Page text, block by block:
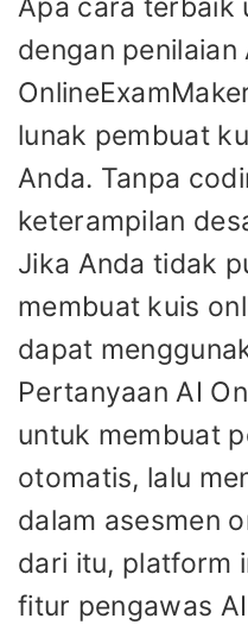
Apa cara terbaik
dengan penilaian
lunak pembuat
Anda. Tanpa
keterampilan
Jika Anda tidak
membuat kuis
dapat
Pertanyaan AI
untuk membuat
otomatis, lalu
dalam asesmen
dari itu, platform
fitur pengawas